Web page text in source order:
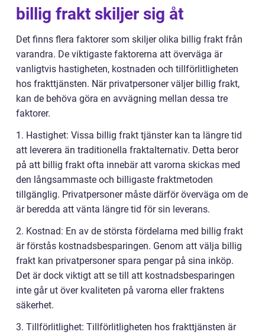
billig frakt skiljer sig åt
Det finns flera faktorer som skiljer olika billig frakt från
varandra. De viktigaste faktorerna att överväga är
vanligtvis hastigheten, kostnaden och tillförlitligheten
hos frakttjänsten. När privatpersoner väljer billig frakt,
kan de behöva göra en avvägning mellan dessa tre
faktorer.
1. Hastighet: Vissa billig frakt tjänster kan ta längre tid
att leverera än traditionella fraktalternativ. Detta beror
på att billig frakt ofta innebär att varorna skickas med
den långsammaste och billigaste fraktmetoden
tillgänglig. Privatpersoner måste därför överväga om de
är beredda att vänta längre tid för sin leverans.
2. Kostnad: En av de största fördelarna med billig frakt
är förstås kostnadsbesparingen. Genom att välja billig
frakt kan privatpersoner spara pengar på sina inköp.
Det är dock viktigt att se till att kostnadsbesparingen
inte går ut över kvaliteten på varorna eller fraktens
säkerhet.
3. Tillförlitlighet: Tillförlitligheten hos frakttjänsten är